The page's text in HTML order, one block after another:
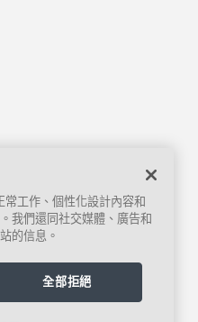
常工作、個性化設計內容和
我們還同社交媒體、廣告和
的信息。
全部拒絕